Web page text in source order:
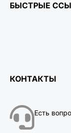
БЫСТРЫЕ
КОНТАКТЫ
Есть